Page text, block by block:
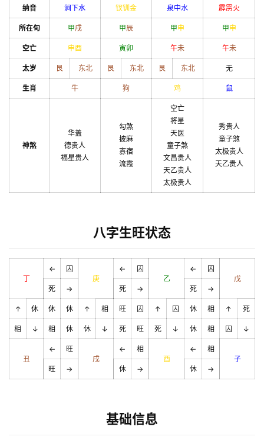
纳音 涧下水 钗钏金 泉中水 霹雳火
所在旬 甲戌 甲辰 甲申 甲申
空亡 申酉 寅卯 午未 午未
太岁 艮 东北 艮 东北 艮 东北 无
生肖 牛 狗 鸡 鼠
神煞
华盖
德贵人
福星贵人
勾煞
披麻
寡宿
流霞
空亡
将星
天医
童子煞
文昌贵人
天乙贵人
太极贵人
秀贵人
童子煞
太极贵人
天乙贵人
八字生旺状态
丁
←
囚
庚
←
囚
乙
←
囚
戊
死
→ 死 → 死 →
↑ 休 休 休 ↑ 相 旺 囚 ↑ 囚 休 相 ↑ 死
相 ↓ 相 休 休 ↓ 死 旺 死 ↓ 休 相 囚 ↓
丑
←
旺
戌
←
相
酉
←
相
子
旺
→ 休 → 休 →
基础信息